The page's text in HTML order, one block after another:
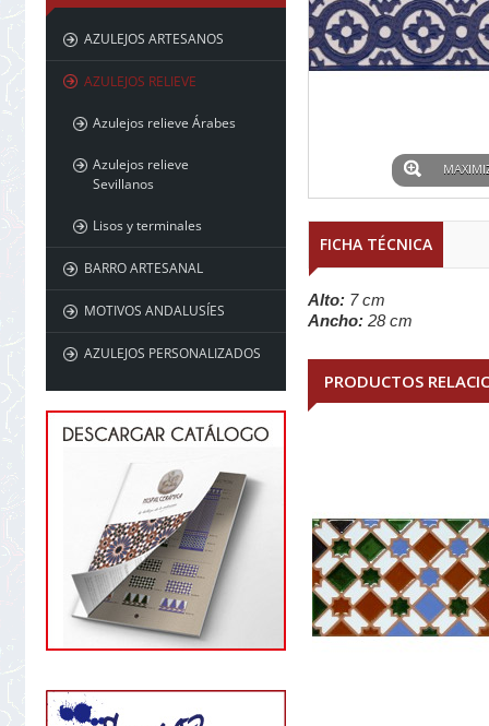
AZULEJOS ARTESANOS
AZULEJOS RELIEVE
Azulejos relieve Árabes
Azulejos relieve
Sevillanos
Lisos y terminales
BARRO ARTESANAL
MOTIVOS ANDALUSÍES
AZULEJOS PERSONALIZADOS
FICHA TÉCNICA
Alto: 7 cm
Ancho: 28 cm
PRODUCTOS